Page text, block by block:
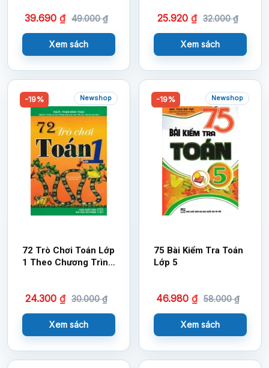
39.690 ₫ 49.000₫
Xem sách
25.920 ₫ 32.000₫
Xem sách
-19% Newshop
72 Trò Chơi Toán Lớp
1 Theo Chương Trình
24.300 ₫ 30.000₫
Xem sách
-19% Newshop
75 Bài Kiểm Tra Toán
Lớp 5
46.980 ₫ 58.000₫
Xem sách